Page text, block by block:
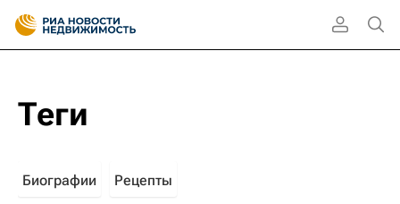
Теги
Биографии Рецепты